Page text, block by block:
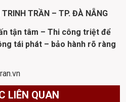
TRẦN – TP. ĐÀ NẴNG
tận tâm – Thi công triệt để
tái phát – bảo hành rõ ràng
LIÊN QUAN